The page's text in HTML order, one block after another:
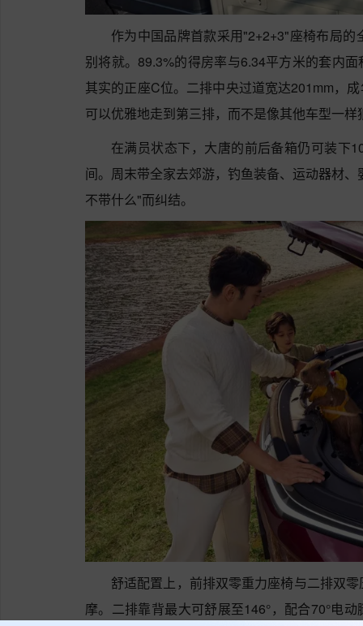
作为中国品牌首款采用"2+2+3"座椅布局
别将就。89.3%的得房率与6.34平方米的套内
其实的正座C位。二排中央过道宽达201mm，
可以优雅地走到第三排，而不是像其他车型一样
在满员状态下，大唐的前后备箱仍可装下
间。周末带全家去郊游，钓鱼装备、运动器材
不带什么"而纠结。
舒适配置上，前排双零重力座椅与二排双
摩。二排靠背最大可舒展至146°，配合70°电